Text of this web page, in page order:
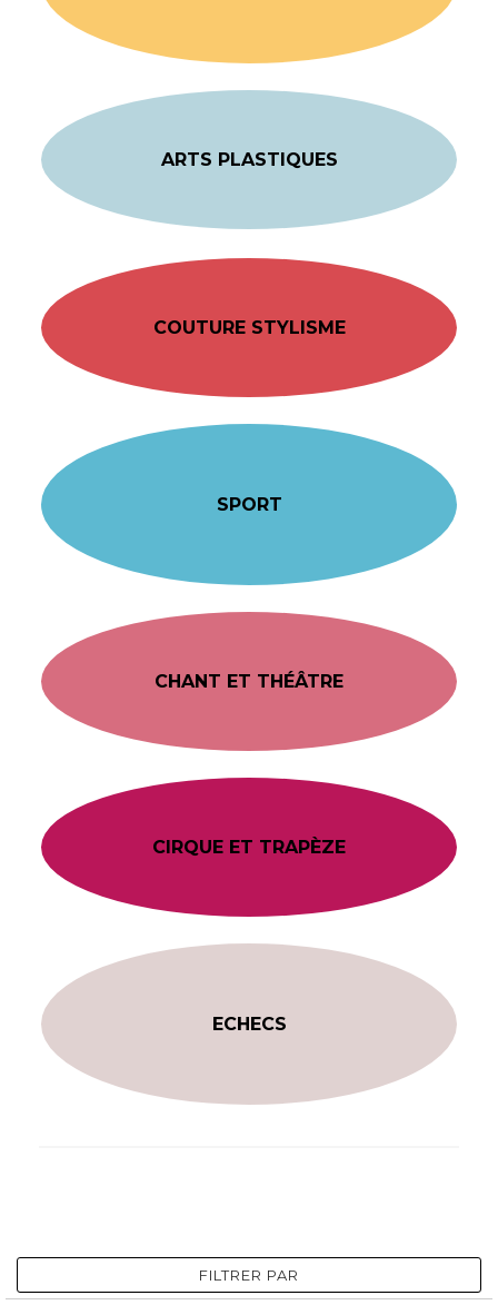
ARTS PLASTIQUES
COUTURE STYLISME
SPORT
CHANT ET THÉÂTRE
CIRQUE ET TRAPÈZE
ECHECS
FILTRER PAR